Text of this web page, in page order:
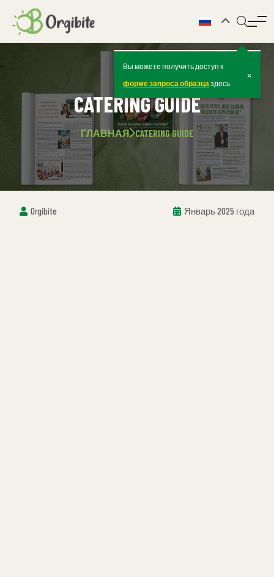
Вы можете получить доступ к
форме запроса образца здесь.
×
CATERING GUIDE
ГЛАВНАЯ CATERING GUIDE
Orgibite Январь 2025 года